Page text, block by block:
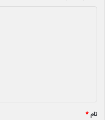
*
نام*